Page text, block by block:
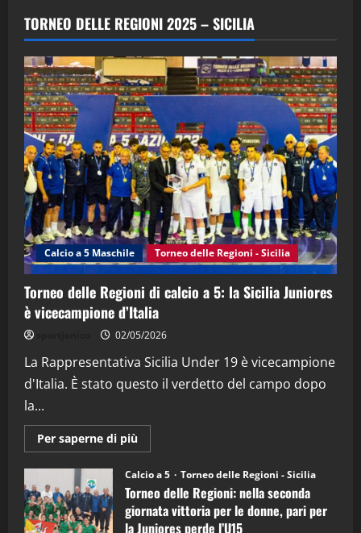
2
“SportEmpire” in Podcast: 29^ Puntata
(Martedi 28 Aprile 2026)
28/04/2026
3
"SportEmpire" in Podcast
“SportEmpire” in Podcast: 28^ Puntata
(Martedi 21 Aprile 2026)
21/04/2026
4
"SportEmpire" in Podcast Sport News
“SportEmpire” in Podcast: 27^ Puntata
(Martedi 14 Aprile 2026)
15/04/2026
"SportEmpire" in Podcast
“SportEmpire” in Podcast: 26^ Puntata
08/04/2026
TORNEO DELLE REGIONI 2025 – SICILIA
Calcio a 5 Maschile Torneo delle Regioni - Sicilia
Torneo delle Regioni di calcio a 5: la Sicilia Juniores
è vicecampione d’Italia
02/05/2026
La Rappresentativa Sicilia Under 19 è vicecampione
d'Italia. È stato questo il verdetto del campo dopo
la...
Per saperne di più
informazioni
Torneo
delle
Regioni
di
calcio
a
Calcio a 5 Torneo delle Regioni - Sicilia
Torneo delle Regioni: nella seconda
giornata vittoria per le donne, pari per
la Juniores perde l’U15